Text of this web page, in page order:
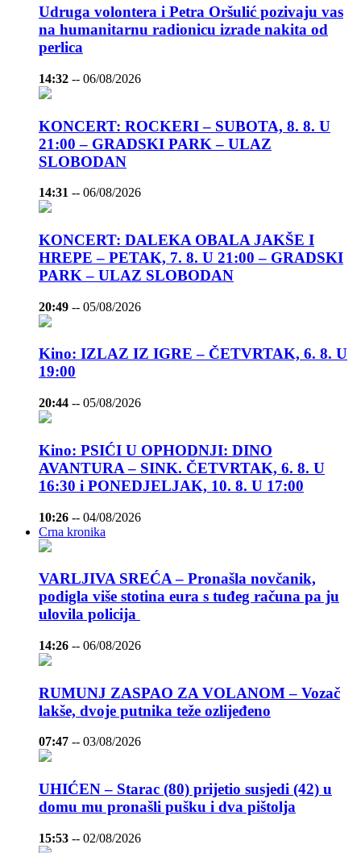
Udruga volontera i Petra Oršulić pozivaju vas
na humanitarnu radionicu izrade nakita od
perlica
14:32 -- 06/08/2026
KONCERT: ROCKERI – SUBOTA, 8. 8. U
21:00 – GRADSKI PARK – ULAZ
SLOBODAN
14:31 -- 06/08/2026
KONCERT: DALEKA OBALA JAKŠE I
HREPE – PETAK, 7. 8. U 21:00 – GRADSKI
PARK – ULAZ SLOBODAN
20:49 -- 05/08/2026
Kino: IZLAZ IZ IGRE – ČETVRTAK, 6. 8. U
19:00
20:44 -- 05/08/2026
Kino: PSIĆI U OPHODNJI: DINO
AVANTURA – SINK. ČETVRTAK, 6. 8. U
16:30 i PONEDJELJAK, 10. 8. U 17:00
10:26 -- 04/08/2026
Crna kronika
VARLJIVA SREĆA – Pronašla novčanik,
podigla više stotina eura s tuđeg računa pa ju
ulovila policija
14:26 -- 06/08/2026
RUMUNJ ZASPAO ZA VOLANOM – Vozač
lakše, dvoje putnika teže ozlijeđeno
07:47 -- 03/08/2026
UHIĆEN – Starac (80) prijetio susjedi (42) u
domu mu pronašli pušku i dva pištolja
15:53 -- 02/08/2026